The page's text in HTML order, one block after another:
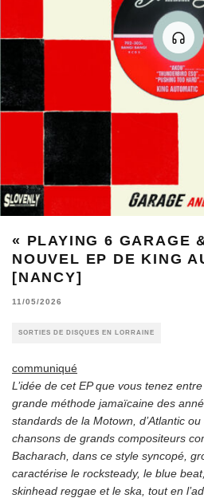
« PLAYING 6 GARAGE
NOUVEL EP DE KING
[NANCY]
11/05/2026
SORTIES DE DISQUES EN LORRAINE
communiqué
L’idée de cet EP que vous tenez
grande méthode jamaïcaine des
standards de la Motown, d’Atlantic
chansons de grands compositeurs
Bacharach, dans ce style syncopé,
caractérise le rocksteady, le blue
skinhead reggae et le ska, tout en